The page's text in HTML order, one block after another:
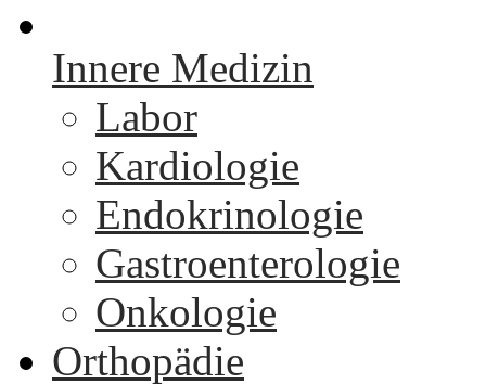
Innere Medizin
Labor
Kardiologie
Endokrinologie
Gastroenterologie
Onkologie
Orthopädie